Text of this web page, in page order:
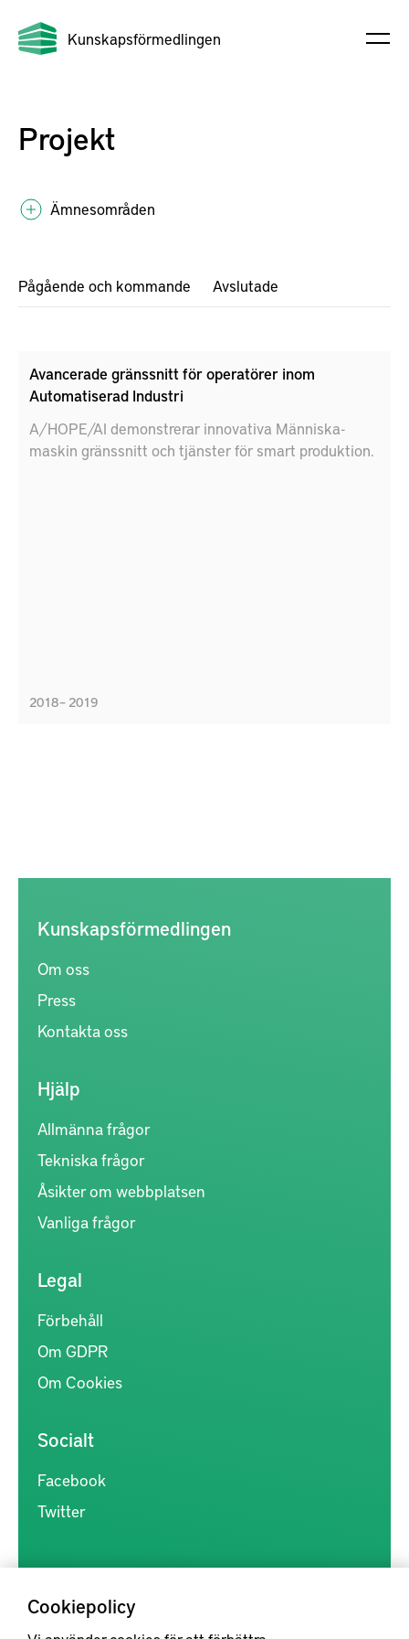
Kunskapsförmedlingen
Projekt
Ämnesområden
Pågående och kommande Avslutade
Avancerade gränssnitt för operatörer inom
Automatiserad Industri
A/HOPE/AI demonstrerar innovativa Människa-
maskin gränssnitt och tjänster för smart produktion.
2018 – 2019
Cookiepolicy
Kunskapsförmedlingen
Om oss
Press
Kontakta oss
Hjälp
Allmänna frågor
Tekniska frågor
Åsikter om webbplatsen
Vanliga frågor
Legal
Förbehåll
Om GDPR
Om Cookies
Socialt
Facebook
Twitter